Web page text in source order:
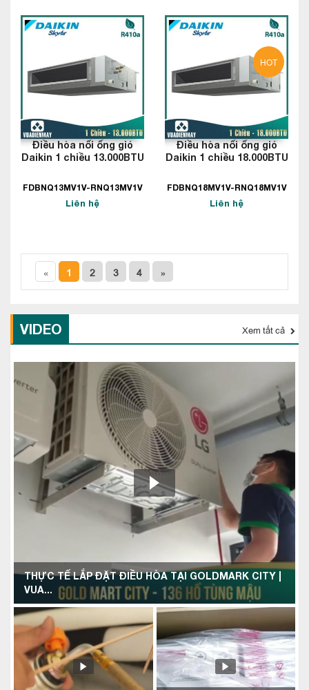
Điều hòa nối ống gió
Daikin 1 chiều 13.000BTU
FDBNQ13MV1V-RNQ13MV1V
Liên hệ
HOT
Điều hòa nối ống gió
Daikin 1 chiều 18.000BTU
FDBNQ18MV1V-RNQ18MV1V
Liên hệ
« 1 2 3 4 »
VIDEO Xem tất cả
THỰC TẾ LẮP ĐẶT ĐIỀU HÒA TẠI GOLDMARK CITY |
VUA...